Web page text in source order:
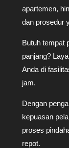
apartemen,
dan prosedur
Butuh tempat
panjang?
Anda di
jam.
Dengan
kepuasan
proses
repot.